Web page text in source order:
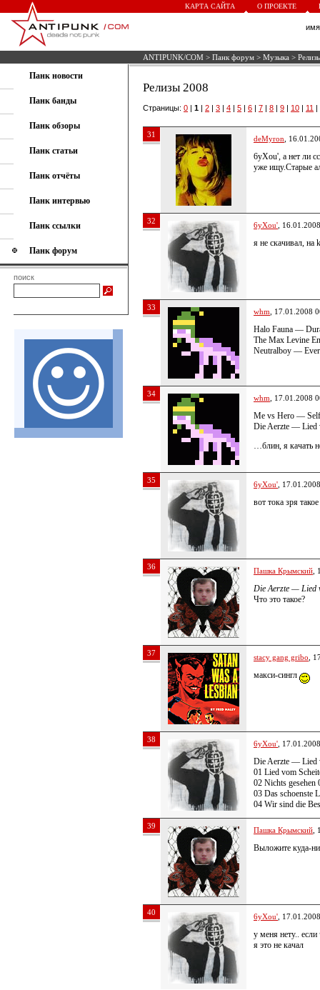
КАРТА САЙТА О ПРОЕКТЕ
ANTIPUNK/COM > Панк форум > Музыка >
Панк новости
Панк банды
Панк обзоры
Панк статьи
Панк отчёты
Панк интервью
Панк ссылки
Панк форум
поиск
Релизы 2008
Страницы: 0 | 1 | 2 | 3 | 4 | 5 | 6 | 7 | 8 | 9 | 10 | 11 |
31 deMyron ,
6yXou', а нет ли
уже ищу.Старые
32 6yXou' ,
я не скачивал, на
33 whm , 17.01.2008
Halo Fauna —
The Max Levine
Neutralboy —
34 whm , 17.01.2008
Me vs Hero —
Die Aerzte — Lied
…блин, я качать
35 6yXou' ,
вот тока зря
36 Пашка Крымский
Die Aerzte — Lied
Что это такое?
37 stacy gang gribo ,
макси-сингл
38 6yXou' ,
Die Aerzte — Lied
01 Lied vom
02 Nichts gesehen
03 Das schoenste
04 Wir sind die
39 Пашка Крымский
Выложите куда-
40 6yXou' ,
у меня нету.. если
я это не качал